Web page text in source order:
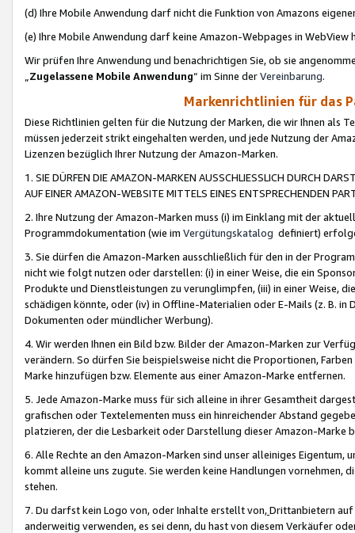
(d) Ihre Mobile Anwendung darf nicht die Funktion von Amazons
(e) Ihre Mobile Anwendung darf keine Amazon-Webpages in WebView
Wir prüfen Ihre Anwendung und benachrichtigen Sie, ob sie
„Zugelassene Mobile Anwendung“ im Sinne derVereinbarung.
Markenrichtlinien für das
Diese Richtlinien gelten für die Nutzung der Marken, die wir Ihnen als
müssen jederzeit strikt eingehalten werden, und jede Nutzung der
Lizenzen bezüglich Ihrer Nutzung der Amazon-Marken.
1. SIE DÜRFEN DIE AMAZON-MARKEN AUSSCHLIESSLICH DURCH
AUF EINER AMAZON-WEBSITE MITTELS EINES ENTSPRECHENDEN
2. Ihre Nutzung der Amazon-Marken muss (i) im Einklang mit der
Programmdokumentation (wie im Vergütungskatalog definiert)
3. Sie dürfen die Amazon-Marken ausschließlich für den in der
nicht wie folgt nutzen oder darstellen: (i) in einer Weise, die ein
Produkte und Dienstleistungen zu verunglimpfen, (iii) in einer Weise,
schädigen könnte, oder (iv) in Offline-Materialien oder E-Mails (z. B. in
Dokumenten oder mündlicher Werbung).
4. Wir werden Ihnen ein Bild bzw. Bilder der Amazon-Marken zur
verändern. So dürfen Sie beispielsweise nicht die Proportionen,
Marke hinzufügen bzw. Elemente aus einer Amazon-Marke entfernen.
5. Jede Amazon-Marke muss für sich alleine in ihrer Gesamtheit
grafischen oder Textelementen muss ein hinreichender Abstand
platzieren, der die Lesbarkeit oder Darstellung dieser Amazon-Marke
6. Alle Rechte an den Amazon-Marken sind unser alleiniges
kommt alleine uns zugute. Sie werden keine Handlungen vornehmen,
stehen.
7. Du darfst kein Logo von, oder Inhalte erstellt von,Drittanbietern auf
anderweitig verwenden, es sei denn, du hast von diesem Verkäufer